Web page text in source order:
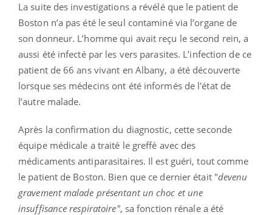
La suite des investigations a révélé que le patient de
Boston n’a pas été le seul contaminé via l’organe de
son donneur. L’homme qui avait reçu le second rein, a
aussi été infecté par les vers parasites. L’infection de ce
patient de 66 ans vivant en Albany, a été découverte
lorsque ses médecins ont été informés de l'état de
l’autre malade.
Après la confirmation du diagnostic, cette seconde
équipe médicale a traité le greffé avec des
médicaments antiparasitaires. Il est guéri, tout comme
le patient de Boston. Bien que ce dernier était "devenu
gravement malade présentant un choc et une
insuffisance respiratoire", sa fonction rénale a été